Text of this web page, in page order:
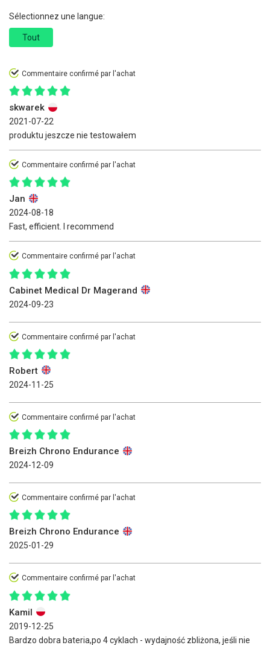
Sélectionnez une langue:
Tout
Commentaire confirmé par l'achat
skwarek
2021-07-22
produktu jeszcze nie testowałem
Commentaire confirmé par l'achat
Jan
2024-08-18
Fast, efficient. I recommend
Commentaire confirmé par l'achat
Cabinet Medical Dr Magerand
2024-09-23
Commentaire confirmé par l'achat
Robert
2024-11-25
Commentaire confirmé par l'achat
Breizh Chrono Endurance
2024-12-09
Commentaire confirmé par l'achat
Breizh Chrono Endurance
2025-01-29
Commentaire confirmé par l'achat
Kamil
2019-12-25
Bardzo dobra bateria,po 4 cyklach - wydajność zbliżona, jeśli nie